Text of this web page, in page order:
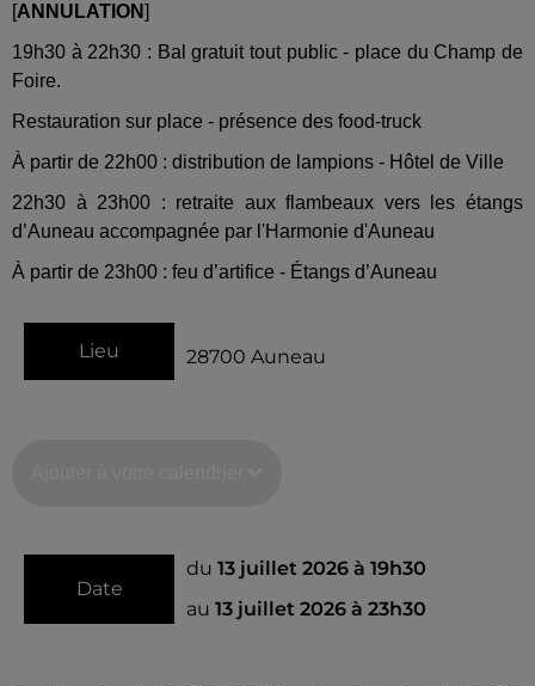
[ANNULATION]
19h30 à 22h30 : Bal gratuit tout public - place du Champ de
Foire.
Restauration sur place - présence des food-truck
À partir de 22h00 : distribution de lampions - Hôtel de Ville
22h30 à 23h00 : retraite aux flambeaux vers les étangs
d’Auneau accompagnée par l'Harmonie d'Auneau
À partir de 23h00 : feu d’artifice - Étangs d’Auneau
Lieu 28700 Auneau
Date
du 13 juillet 2026 à 19h30
au 13 juillet 2026 à 23h30